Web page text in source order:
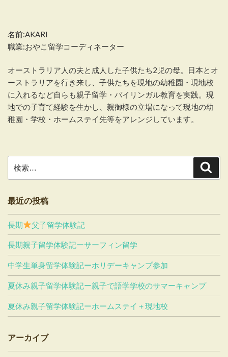
名前:AKARI
職業:おやこ留学コーディネーター
オーストラリア人の夫と成人した子供たち2児の母。日本とオ
ーストラリアを行き来し、子供たちを現地の幼稚園・現地校
に入れるなど自らも親子留学・バイリンガル教育を実践。現
地での子育て経験を生かし、親御様の立場になって現地の幼
稚園・学校・ホームステイ先等をアレンジしています。
索:
索
最近の投稿
長期 父子留学体験記
長期親子留学体験記ーサーフィン留学
中学生単身留学体験記ーホリデーキャンプ参加
夏休み親子留学体験記ー親子で語学学校のサマーキャンプ
夏休み親子留学体験記ーホームステイ＋現地校
アーカイブ